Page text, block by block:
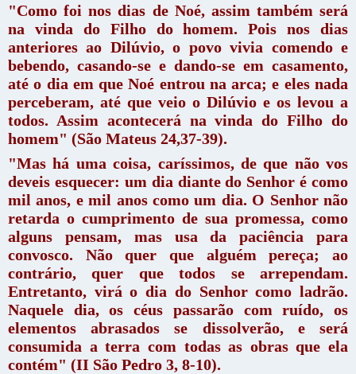
"Como foi nos dias de Noé, assim também será
na vinda do Filho do homem. Pois nos dias
anteriores ao Dilúvio, o povo vivia comendo e
bebendo, casando-se e dando-se em casamento,
até o dia em que Noé entrou na arca; e eles nada
perceberam, até que veio o Dilúvio e os levou a
todos. Assim acontecerá na vinda do Filho do
homem" (São Mateus 24,37-39).
"Mas há uma coisa, caríssimos, de que não vos
deveis esquecer: um dia diante do Senhor é como
mil anos, e mil anos como um dia. O Senhor não
retarda o cumprimento de sua promessa, como
alguns pensam, mas usa da paciência para
convosco. Não quer que alguém pereça; ao
contrário, quer que todos se arrependam.
Entretanto, virá o dia do Senhor como ladrão.
Naquele dia, os céus passarão com ruído, os
elementos abrasados se dissolverão, e será
consumida a terra com todas as obras que ela
contém" (II São Pedro 3, 8-10).